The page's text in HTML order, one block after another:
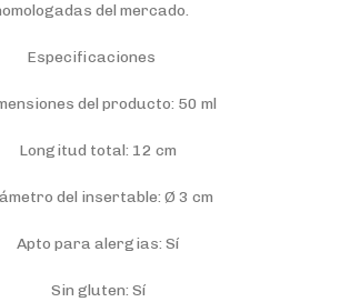
del mercado.
Especificaciones
del producto: 50 ml
Longitud total: 12 cm
del insertable: Ø 3 cm
Apto para alergias: Sí
Sin gluten: Sí